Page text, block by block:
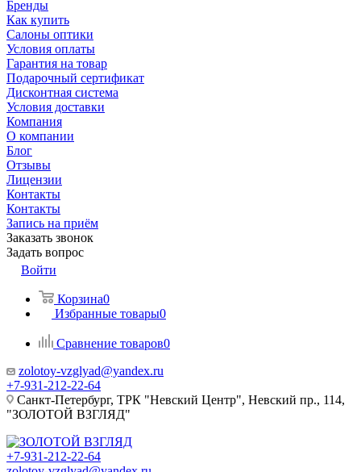
Бренды
Как купить
Салоны оптики
Условия оплаты
Гарантия на товар
Подарочный сертификат
Дисконтная система
Условия доставки
Компания
О компании
Блог
Отзывы
Лицензии
Контакты
Контакты
Запись на приём
Заказать звонок
Задать вопрос
Войти
Корзина0
Избранные товары0
Сравнение товаров0
zolotoy-vzglyad@yandex.ru
+7-931-212-22-64
Санкт-Петербург, ТРК "Невский Центр", Невский пр., 114,
"ЗОЛОТОЙ ВЗГЛЯД"
+7-931-212-22-64